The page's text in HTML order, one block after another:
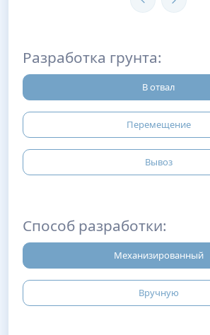
Разработка грунта:
В отвал
Перемещение
Вывоз
Способ разработки:
Механизированный
Вручную